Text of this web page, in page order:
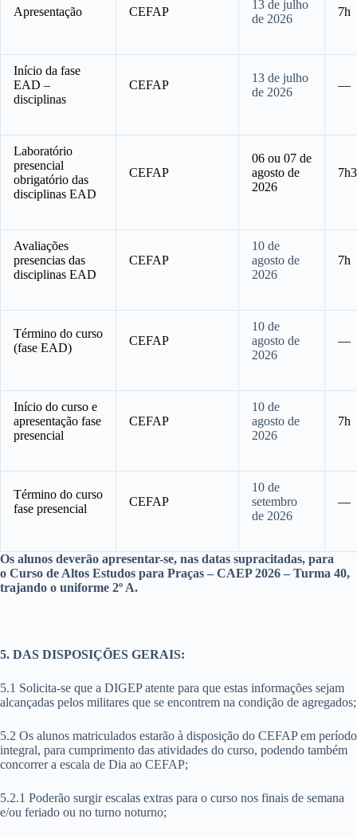
Apresentação CEFAP
13 de julho
de 2026
7h
Início da fase
EAD –
disciplinas
CEFAP
13 de julho
de 2026
—
Laboratório
presencial
obrigatório das
disciplinas EAD
CEFAP
06 ou 07 de
agosto de
2026
Avaliações
presencias das
disciplinas EAD
CEFAP
10 de
agosto de
2026
7h
Término do curso
(fase EAD)
CEFAP
10 de
agosto de
2026
—
Início do curso e
apresentação fase
presencial
CEFAP
10 de
agosto de
2026
7h
Término do curso
fase presencial
CEFAP
10 de
setembro
de 2026
—
Os alunos deverão apresentar-se, nas datas supracitadas, para
o Curso de Altos Estudos para Praças – CAEP 2026 – Turma 40,
trajando o uniforme 2º A.
5. DAS DISPOSIÇÕES GERAIS:
5.1 Solicita-se que a DIGEP atente para que estas informações sejam
alcançadas pelos militares que se encontrem na condição de agregados;
5.2 Os alunos matriculados estarão à disposição do CEFAP em período
integral, para cumprimento das atividades do curso, podendo também
concorrer a escala de Dia ao CEFAP;
5.2.1 Poderão surgir escalas extras para o curso nos finais de semana
e/ou feriado ou no turno noturno;